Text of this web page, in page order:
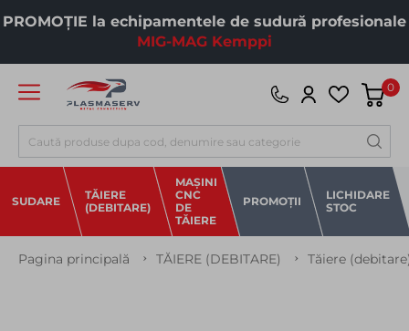
PROMOȚIE la echipamentele de sudură profesionale
MIG-MAG Kemppi
0
SUDARE
TĂIERE
(DEBITARE)
MAȘINI
CNC
DE
TĂIERE
PROMOȚII
LICHIDARE
STOC
Pagina principală TĂIERE (DEBITARE) Tăiere